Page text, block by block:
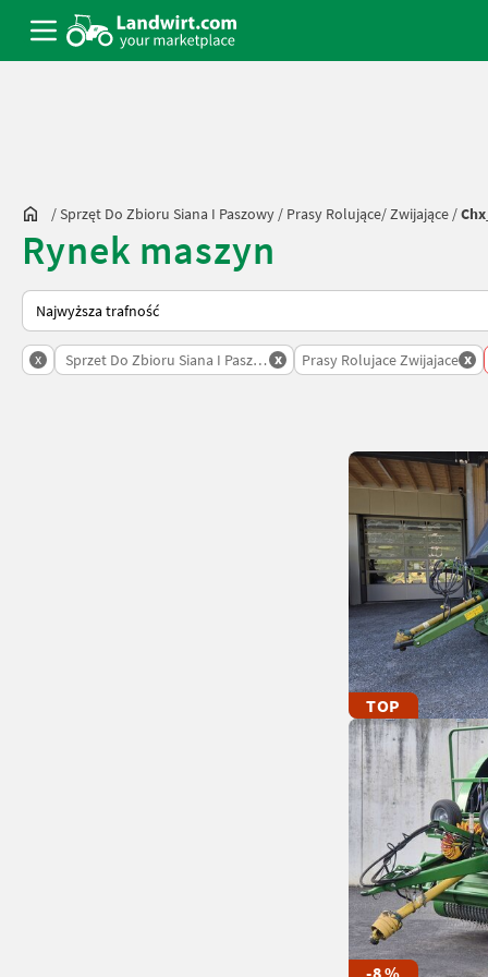
/Sprzęt Do Zbioru Siana I Paszowy / Prasy Rolujące/ Zwijające /
Rynek maszyn
Tak sortuje się na Landwirt.com
x Sprzet Do Zbioru Siana I Paszowyx Prasy Rolujace Zwijajace x
TOP
-8 %